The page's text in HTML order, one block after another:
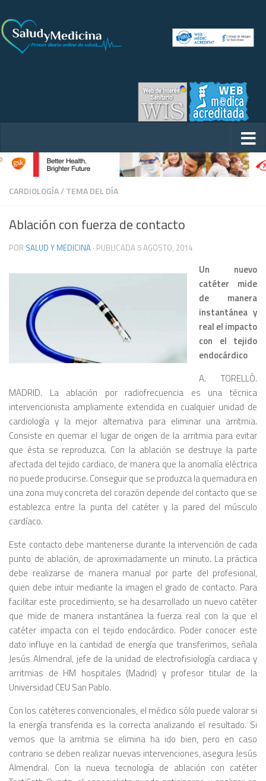
CARDIOLOGÍA/TEMA DEL DÍA
Ablación con fuerza de contacto
POR SALUD Y MEDICINA · PUBLICADA 5 AGOSTO, 2014
Un nuevo
catéter mide
de manera
instantánea y
real el impacto
con el tejido
endocárdico
A. TORELLÓ.
MADRID. La ablación por radiofrecuencia es una técnica
intervencionista ampliamente extendida en cualquier unidad de
cardiología y la mejor alternativa para eliminar una arritmia.
Consiste en quemar el lugar de origen de la arritmia para evitar
que ésta se reproduzca. Con la ablación se destruye la parte
afectada del tejido cardiaco, de manera que la anomalía eléctrica
no puede producirse. Conseguir que se produzca la quemadura en
una zona muy concreta del corazón depende del contacto que se
establezca entre la punta del catéter y la pared del músculo
cardíaco.
Este contacto debe mantenerse durante la intervención de cada
punto de ablación, de aproximadamente un minuto. La práctica
debe realizarse de manera manual por parte del profesional,
quien debe intuir mediante la imagen el grado de contacto. Para
facilitar este procedimiento, se ha desarrollado un nuevo catéter
que mide de manera instantánea la fuerza real con la que el
catéter impacta con el tejido endocárdico. Poder conocer este
dato influye en la cantidad de energía que transferimos, señala
Jesús Almendral, jefe de la unidad de electrofisiología cardiaca y
arritmias de HM hospitales (Madrid) y profesor titular de la
Universidad CEU San Pablo.
Con los catéteres convencionales, el médico sólo puede valorar si
la energía transferida es la correcta analizando el resultado. Si
vemos que la arritmia se elimina ha ido bien, pero en caso
contrario se deben realizar nuevas intervenciones, asegura Jesús
Almendral. Con la nueva tecnología de ablación con catéter